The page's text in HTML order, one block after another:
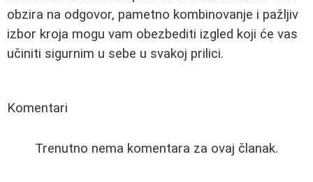
obzira na odgovor, pametno kombinovanje i pažljiv
izbor kroja mogu vam obezbediti izgled koji će vas
učiniti sigurnim u sebe u svakoj prilici.
Komentari
Trenutno nema komentara za ovaj članak.